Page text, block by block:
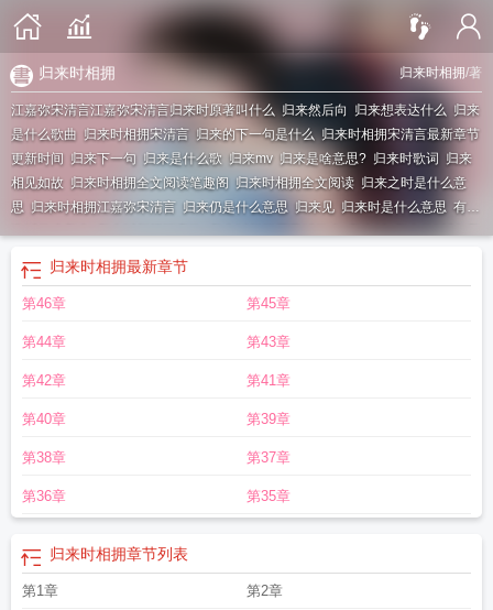
归来时相拥/著
归来时相拥
江嘉弥宋清言江嘉弥宋清言归来时原著叫什么 归来然后向 归来想表达什么 归来
是什么歌曲 归来时相拥宋清言 归来的下一句是什么归来时相拥宋清言最新章节
更新时间 归来下一句 归来是什么歌 归来mv 归来是啥意思? 归来时歌词 归来
相见如故 归来时相拥全文阅读笔趣阁 归来时相拥全文阅读 归来之时是什么意
思 归来时相拥江嘉弥宋清言 归来仍是什么意思 归来见 归来时是什么意思 有首
归来时归来的时刻
来时相拥全文免费阅读
归来时相拥原著叫什么名字
文免费阅读笔趣阁
费阅读归来仍 归来时相拥免费阅读无弹窗
归来时相拥最新章节
第46章 第45章
第44章 第43章
第42章 第41章
第40章 第39章
第38章 第37章
第36章 第35章
归来时相拥章节列表
第1章 第2章